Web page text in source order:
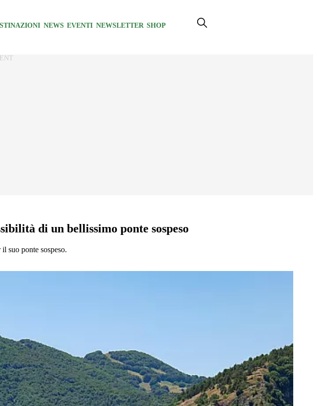
NEWS EVENTI NEWSLETTER SHOP
di un bellissimo ponte sospeso
suo ponte sospeso.